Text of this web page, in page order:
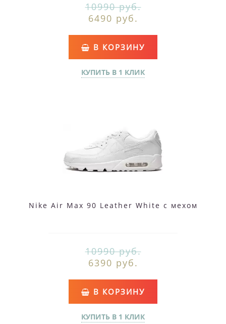
10990 руб.
6490 руб.
В КОРЗИНУ
КУПИТЬ В 1 КЛИК
Nike Air Max 90 Leather White с мехом
10990 руб.
6390 руб.
В КОРЗИНУ
КУПИТЬ В 1 КЛИК